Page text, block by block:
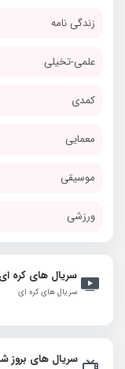
زندگی نامه
علمی-تخیلی
کمدی
معمایی
موسیقی
ورزشی
سریال های کره ای
سریال های کره ای
سریال های بروز